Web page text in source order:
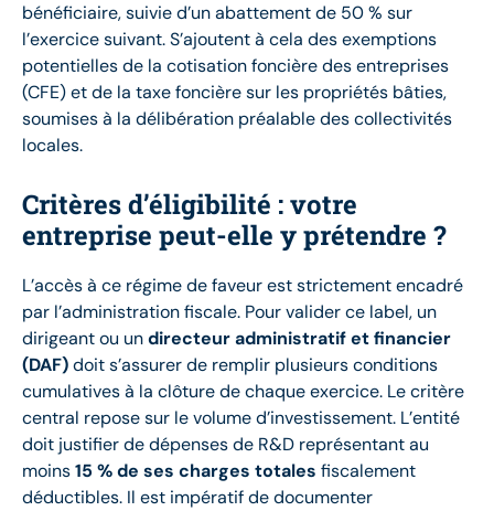
bénéficiaire, suivie d’un abattement de 50 % sur
l’exercice suivant. S’ajoutent à cela des exemptions
potentielles de la cotisation foncière des entreprises
(CFE) et de la taxe foncière sur les propriétés bâties,
soumises à la délibération préalable des collectivités
locales.
Critères d’éligibilité : votre
entreprise peut-elle y prétendre ?
L’accès à ce régime de faveur est strictement encadré
par l’administration fiscale. Pour valider ce label, un
dirigeant ou undirecteur administratif et financier
(DAF)doit s’assurer de remplir plusieurs conditions
cumulatives à la clôture de chaque exercice. Le critère
central repose sur le volume d’investissement. L’entité
doit justifier de dépenses de R&D représentant au
moins15 % de ses charges totales fiscalement
déductibles. Il est impératif de documenter